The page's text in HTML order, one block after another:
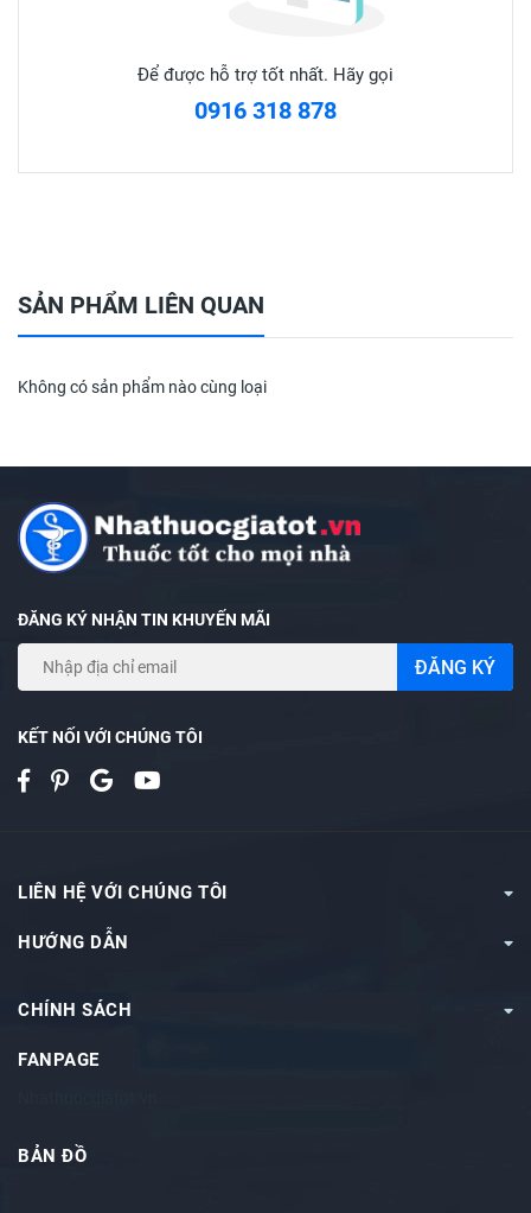
- Bảo quản nơi thoáng mát, tránh xe tầm tay trẻ em.
Sản phẩm này không phải là thuốc và không có tác dụng
Để được hỗ trợ tốt nhất. Hãy gọi
0916 318 878
SẢN PHẨM LIÊN QUAN
Không có sản phẩm nào cùng loại
ĐĂNG KÝ NHẬN TIN KHUYẾN MÃI
ĐĂNG KÝ
KẾT NỐI VỚI CHÚNG TÔI
LIÊN HỆ VỚI CHÚNG TÔI
HƯỚNG DẪN
CHÍNH SÁCH
FANPAGE
BẢN ĐỒ